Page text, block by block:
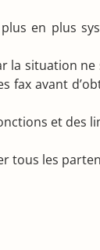
en plus
situation
fax avant
et des
tous les